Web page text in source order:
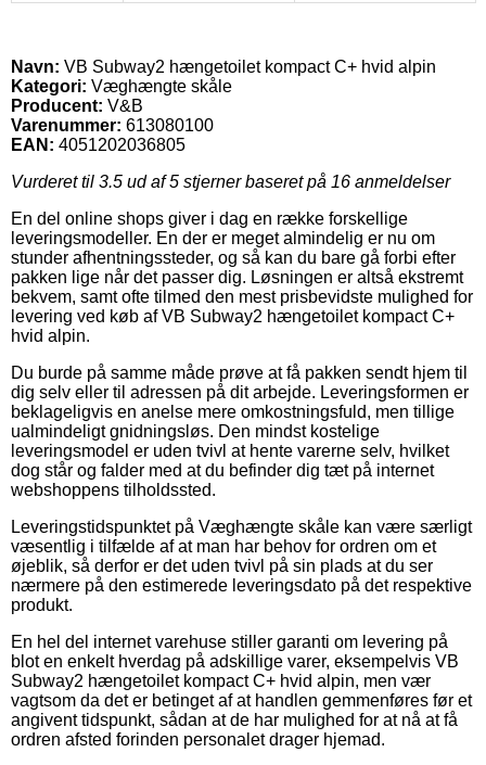
Navn: VB Subway2 hængetoilet kompact C+ hvid alpin
Kategori: Væghængte skåle
Producent: V&B
Varenummer: 613080100
EAN: 4051202036805
Vurderet til 3.5 ud af 5 stjerner baseret på 16 anmeldelser
En del online shops giver i dag en række forskellige
leveringsmodeller. En der er meget almindelig er nu om
stunder afhentningssteder, og så kan du bare gå forbi efter
pakken lige når det passer dig. Løsningen er altså ekstremt
bekvem, samt ofte tilmed den mest prisbevidste mulighed for
levering ved køb af VB Subway2 hængetoilet kompact C+
hvid alpin.
Du burde på samme måde prøve at få pakken sendt hjem til
dig selv eller til adressen på dit arbejde. Leveringsformen er
beklageligvis en anelse mere omkostningsfuld, men tillige
ualmindeligt gnidningsløs. Den mindst kostelige
leveringsmodel er uden tvivl at hente varerne selv, hvilket
dog står og falder med at du befinder dig tæt på internet
webshoppens tilholdssted.
Leveringstidspunktet på Væghængte skåle kan være særligt
væsentlig i tilfælde af at man har behov for ordren om et
øjeblik, så derfor er det uden tvivl på sin plads at du ser
nærmere på den estimerede leveringsdato på det respektive
produkt.
En hel del internet varehuse stiller garanti om levering på
blot en enkelt hverdag på adskillige varer, eksempelvis VB
Subway2 hængetoilet kompact C+ hvid alpin, men vær
vagtsom da det er betinget af at handlen gemmenføres før et
angivent tidspunkt, sådan at de har mulighed for at nå at få
ordren afsted forinden personalet drager hjemad.